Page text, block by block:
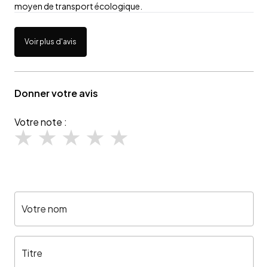
moyen de transport écologique.
Voir plus d'avis
Donner votre avis
Votre note :
Votre nom
Titre